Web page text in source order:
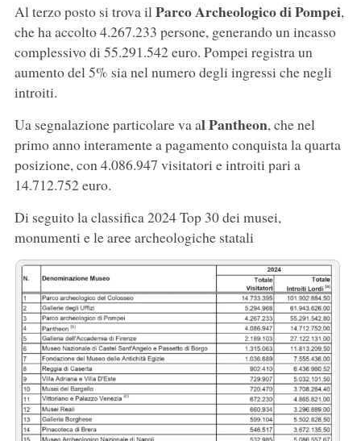
Al terzo posto si trova ilParco Archeologico di Pompei,
che ha accolto 4.267.233 persone, generando un incasso
complessivo di 55.291.542 euro. Pompei registra un
aumento del 5% sia nel numero degli ingressi che negli
introiti.
Ua segnalazione particolare va al Pantheon, che nel
primo anno interamente a pagamento conquista la quarta
posizione, con 4.086.947 visitatori e introiti pari a
14.712.752 euro.
Di seguito la classifica 2024 Top 30 dei musei,
monumenti e le aree archeologiche statali